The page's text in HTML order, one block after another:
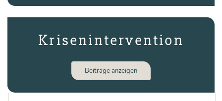
Krisen­­intervention
Bei­trä­ge anzeigen